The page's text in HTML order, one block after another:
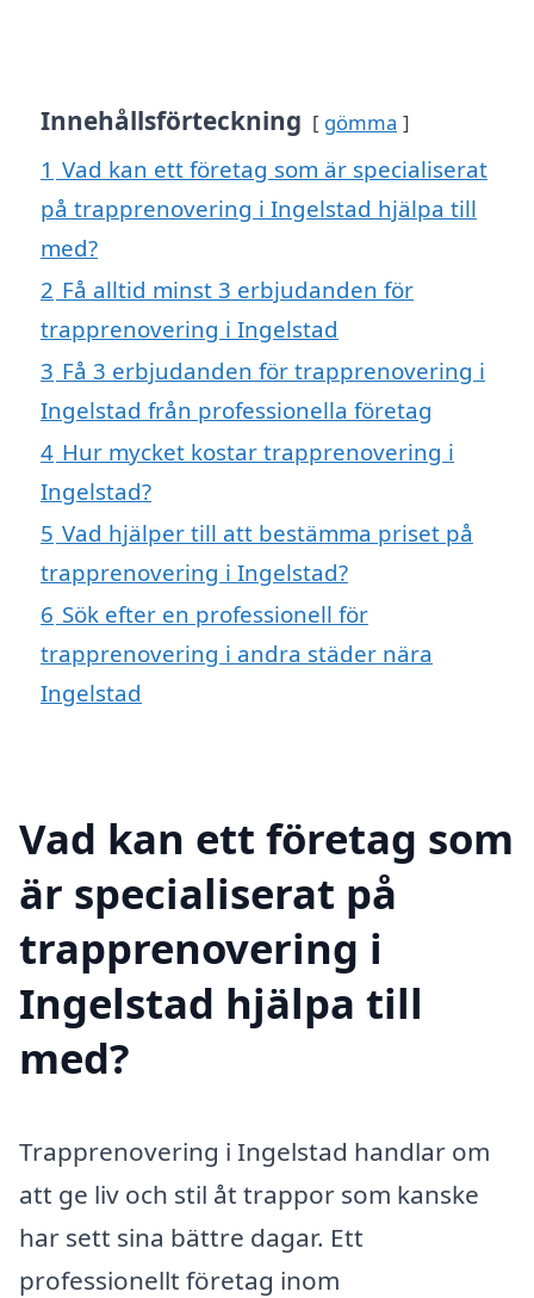
Innehållsförteckning gömma
1 Vad kan ett företag som är specialiserat
på trapprenovering i Ingelstad hjälpa till
med?
2 Få alltid minst 3 erbjudanden för
trapprenovering i Ingelstad
3 Få 3 erbjudanden för trapprenovering i
Ingelstad från professionella företag
4 Hur mycket kostar trapprenovering i
Ingelstad?
5 Vad hjälper till att bestämma priset på
trapprenovering i Ingelstad?
6 Sök efter en professionell för
trapprenovering i andra städer nära
Ingelstad
Vad kan ett företag som
är specialiserat på
trapprenovering i
Ingelstad hjälpa till
med?
Trapprenovering i Ingelstad handlar om
att ge liv och stil åt trappor som kanske
har sett sina bättre dagar. Ett
professionellt företag inom